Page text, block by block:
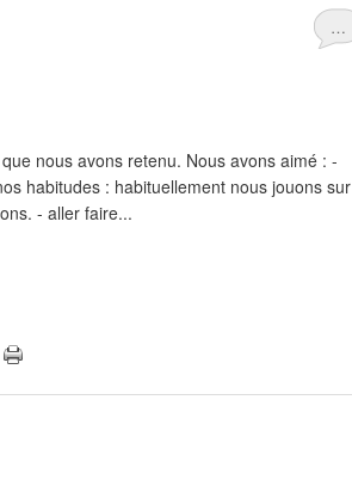
…
nous avons retenu. Nous avons aimé : -
habitudes : habituellement nous jouons sur
- aller faire...